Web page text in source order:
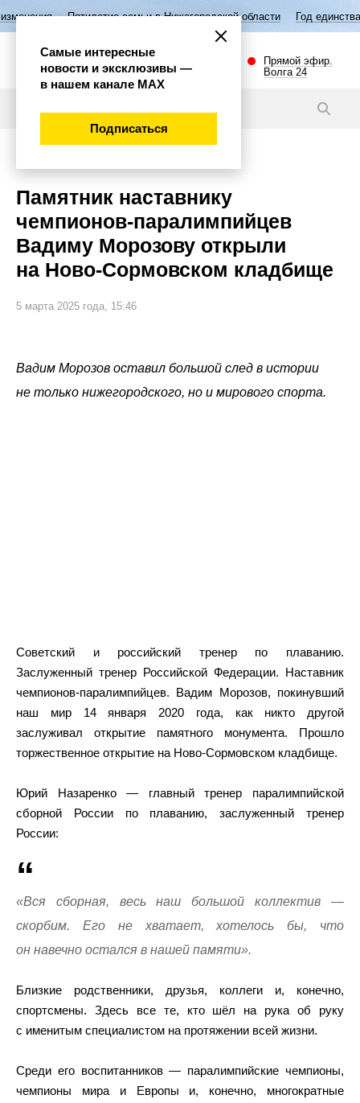
семьи в Нижегородской области Год единства народов России
Прямой эфир.
Волга 24
Памятник наставнику
чемпионов-паралимпийцев
Вадиму Морозову открыли
на Ново-Сормовском кладбище
5 марта 2025 года, 15:46
Вадим Морозов оставил большой след в истории
не только нижегородского, но и мирового спорта.
Советский и российский тренер по плаванию.
Заслуженный тренер Российской Федерации. Наставник
чемпионов-паралимпийцев. Вадим Морозов, покинувший
наш мир 14 января 2020 года, как никто другой
заслуживал открытие памятного монумента. Прошло
торжественное открытие на Ново-Сормовском кладбище.
Юрий Назаренко — главный тренер паралимпийской
сборной России по плаванию, заслуженный тренер
России:
«Вся сборная, весь наш большой коллектив —
скорбим. Его не хватает, хотелось бы, что
он навечно остался в нашей памяти».
Близкие родственники, друзья, коллеги и, конечно,
спортсмены. Здесь все те, кто шёл на рука об руку
с именитым специалистом на протяжении всей жизни.
Среди его воспитанников — паралимпийские чемпионы,
чемпионы мира и Европы и, конечно, многократные
Самые интересные
новости и эксклюзивы —
в нашем канале МАХ
Подписаться